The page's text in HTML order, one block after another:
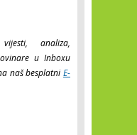
analiza,
u Inboxu
naš besplatni E-